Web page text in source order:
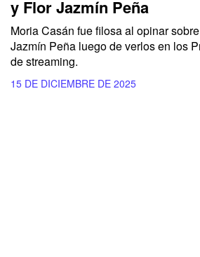
y Flor Jazmín Peña
Moria Casán fue filosa al opinar
Jazmín Peña luego de verlos en los
de streaming.
15 DE DICIEMBRE DE 2025